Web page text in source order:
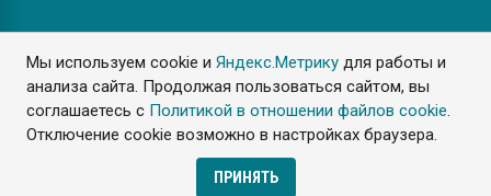
Мы используем cookie иЯндекс.Метрику для работы и
анализа сайта. Продолжая пользоваться сайтом, вы
соглашаетесь с Политикой в отношении файлов cookie.
Отключение cookie возможно в настройках браузера.
ПРИНЯТЬ
ПластЭксперт © 2006. Все права защищены
Разрешается копирование материалов сайта с обязательной
ссылкой на www.e-plastic.ru
Разработка сайта